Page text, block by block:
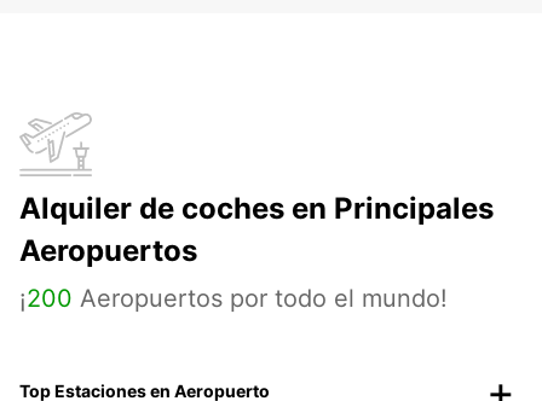
Alquiler de coches en Principales
Aeropuertos
¡200 Aeropuertos por todo el mundo!
Top Estaciones en Aeropuerto